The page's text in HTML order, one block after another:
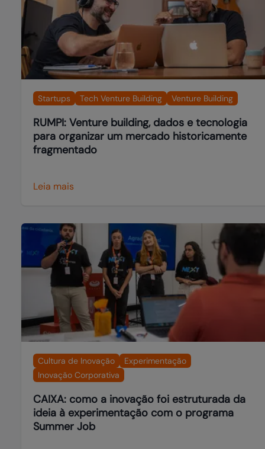
Startups Tech Venture Building Venture Building
RUMPI: Venture building, dados e tecnologia
para organizar um mercado historicamente
fragmentado
Leia mais
Cultura de Inovação
Experimentação
Inovação Corporativa
CAIXA: como a inovação foi estruturada da
ideia à experimentação com o programa
Summer Job